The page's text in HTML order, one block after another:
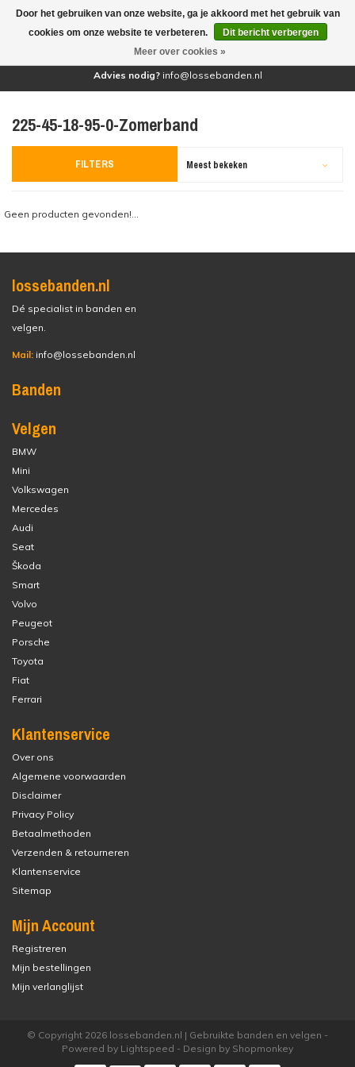
(0)
Advies nodig? info@lossebanden.nl
225-45-18-95-0-Zomerband
FILTERS Meest bekeken
Geen producten gevonden!...
lossebanden.nl
Dé specialist in banden en
velgen.
Mail: info@lossebanden.nl
Banden
Velgen
BMW
Mini
Volkswagen
Mercedes
Audi
Seat
Škoda
Smart
Volvo
Peugeot
Porsche
Toyota
Fiat
Ferrari
Klantenservice
Over ons
Algemene voorwaarden
Disclaimer
Privacy Policy
Betaalmethoden
Verzenden & retourneren
Klantenservice
Sitemap
Mijn Account
Registreren
Mijn bestellingen
Mijn verlanglijst
© Copyright 2026 lossebanden.nl | Gebruikte banden en velgen -
Powered by Lightspeed - Design by Shopmonkey
Door het gebruiken van onze website, ga je akkoord met het gebruik van
cookies om onze website te verbeteren.
Dit bericht verbergen
Meer over cookies »